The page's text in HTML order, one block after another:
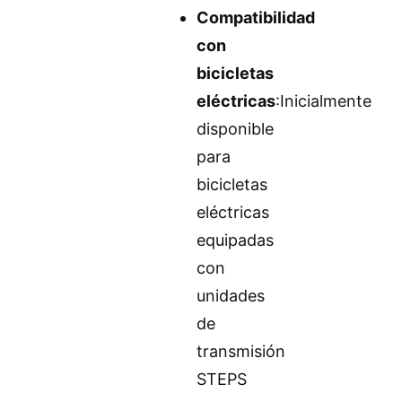
Compatibilidad
con
bicicletas
eléctricas:Inicialmente
disponible
para
bicicletas
eléctricas
equipadas
con
unidades
de
transmisión
STEPS